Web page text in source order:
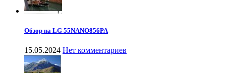
Обзор на LG 55NANO856PA
15.05.2024 Нет комментариев